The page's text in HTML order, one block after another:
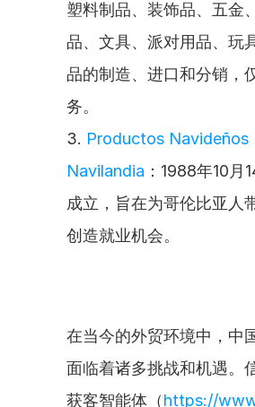
塑料制品、装饰品、五金
品、文具、派对用品、玩
品的制造、进口和分销，
务。
3. Productos Navideños
Navilandia ：1988年10月
成立，旨在为哥伦比亚人
创造就业机会。
在当今的外贸环境中，中
面临着诸多挑战和机遇。
获客智能体（https://